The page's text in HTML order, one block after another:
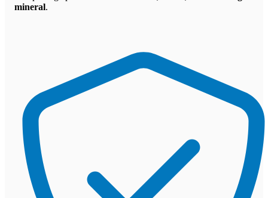
mineral.